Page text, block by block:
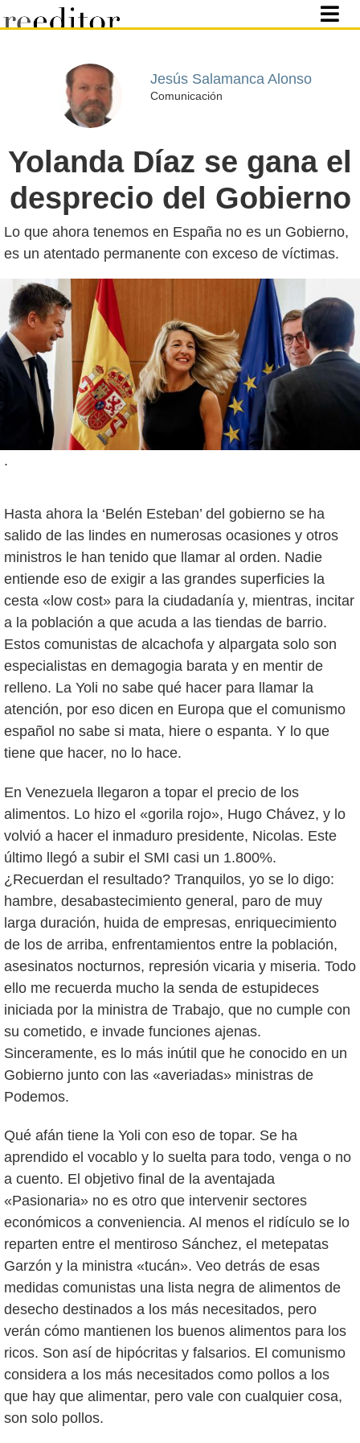
Jesús Salamanca Alonso
Comunicación
Yolanda Díaz se gana el
desprecio del Gobierno
Lo que ahora tenemos en España no es un Gobierno,
.
Hasta ahora la ‘Belén Esteban’ del gobierno se ha
salido de las lindes en numerosas ocasiones y otros
ministros le han tenido que llamar al orden. Nadie
entiende eso de exigir a las grandes superficies la
cesta «low cost» para la ciudadanía y, mientras, incitar
a la población a que acuda a las tiendas de barrio.
Estos comunistas de alcachofa y alpargata solo son
especialistas en demagogia barata y en mentir de
relleno. La Yoli no sabe qué hacer para llamar la
atención, por eso dicen en Europa que el comunismo
español no sabe si mata, hiere o espanta. Y lo que
tiene que hacer, no lo hace.
En Venezuela llegaron a topar el precio de los
alimentos. Lo hizo el «gorila rojo», Hugo Chávez, y lo
volvió a hacer el inmaduro presidente, Nicolas. Este
último llegó a subir el SMI casi un 1.800%.
¿Recuerdan el resultado? Tranquilos, yo se lo digo:
hambre, desabastecimiento general, paro de muy
larga duración, huida de empresas, enriquecimiento
de los de arriba, enfrentamientos entre la población,
asesinatos nocturnos, represión vicaria y miseria. Todo
ello me recuerda mucho la senda de estupideces
iniciada por la ministra de Trabajo, que no cumple con
su cometido, e invade funciones ajenas.
Sinceramente, es lo más inútil que he conocido en un
Gobierno junto con las «averiadas» ministras de
Podemos.
Qué afán tiene la Yoli con eso de topar. Se ha
aprendido el vocablo y lo suelta para todo, venga o no
a cuento. El objetivo final de la aventajada
«Pasionaria» no es otro que intervenir sectores
económicos a conveniencia. Al menos el ridículo se lo
reparten entre el mentiroso Sánchez, el metepatas
Garzón y la ministra «tucán». Veo detrás de esas
medidas comunistas una lista negra de alimentos de
desecho destinados a los más necesitados, pero
verán cómo mantienen los buenos alimentos para los
ricos. Son así de hipócritas y falsarios. El comunismo
considera a los más necesitados como pollos a los
que hay que alimentar, pero vale con cualquier cosa,
son solo pollos.